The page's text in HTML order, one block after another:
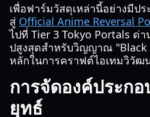
เพื่อฟาร์มวัสดุเหล่านี้อย่างมีป
สู่ Official Anime Reversal
ไปที่ Tier 3 Tokyo Portals ด่
ปสูงสุดสำหรับวิญญาณ "Black
หลักในการคราฟต์ไอเทมวิวัฒ
การจัดองค์ประก
ยุทธ์